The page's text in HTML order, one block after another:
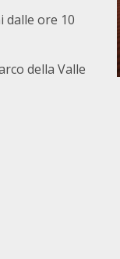
dalle ore 10
della Valle